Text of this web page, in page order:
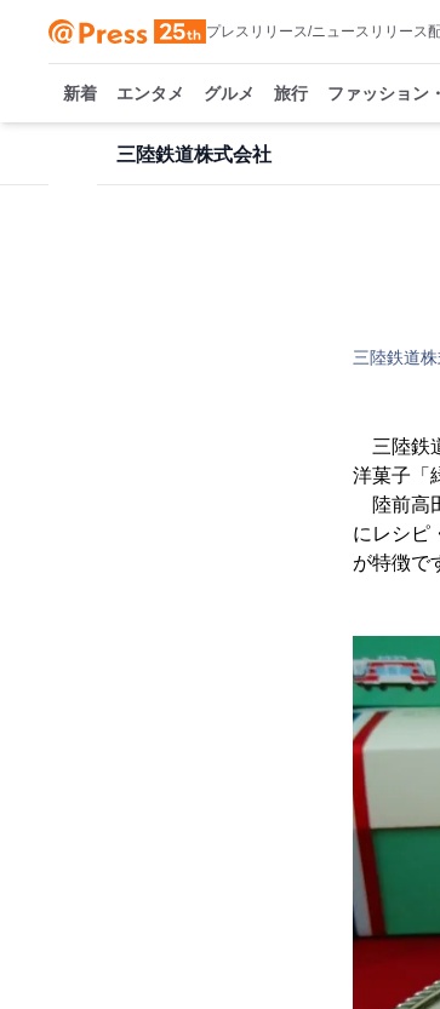
プレスリリース/ニュースリリース
新着 エンタメ グルメ 旅行 ファッション
三陸鉄道株式会社
三陸鉄道
三陸鉄
洋菓子「
陸前高
にレシピ
が特徴で